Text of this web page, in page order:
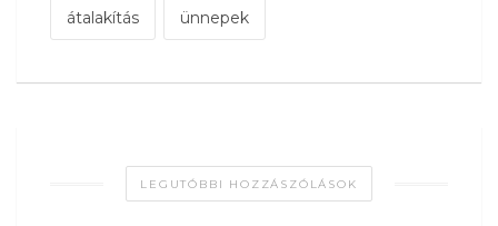
átalakítás ünnepek
LEGUTÓBBI HOZZÁSZÓLÁSOK